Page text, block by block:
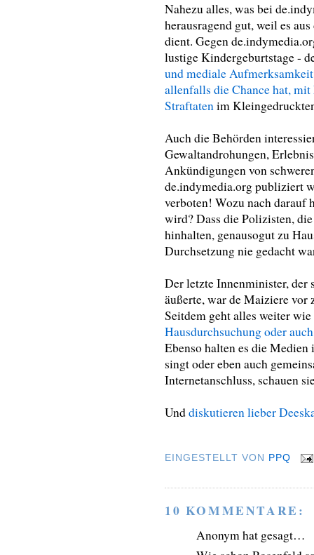
Nahezu alles, was bei
herausragend gut, weil es
dient. Gegen
lustige Kindergeburtstage -
und mediale
allenfalls die Chance hat,
Straftatenim
Auch die Behörden
Gewaltandrohungen,
Ankündigungen von
de.indymedia.org publiziert
verboten! Wozu nach darauf
wird? Dass die Polizisten,
hinhalten, genausogut zu
Durchsetzung nie gedacht
Der letzte Innenminister, der
äußerte, war de Maiziere vor
Seitdem geht alles weiter
Hausdurchsuchung oder
Ebenso halten es die
singt oder eben auch
Internetanschluss, schauen
Unddiskutieren lieber
EINGESTELLT VON PPQ
10 KOMMENTARE:
Anonym hat gesagt…